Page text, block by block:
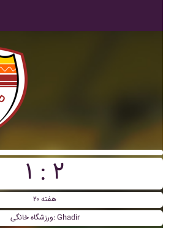
۱ : ۲
هفته ۲۰
ورزشگاه خانگی: Ghadir